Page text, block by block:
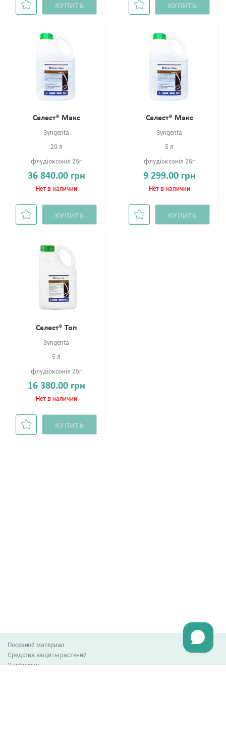
КУПИТЬ КУПИТЬ
Селест® Макс
Syngenta
20 л
флудіоксоніл 25г
36 840.00 грн
Нет в наличии
КУПИТЬ
Селест® Макс
Syngenta
5 л
флудіоксоніл 25г
9 299.00 грн
Нет в наличии
КУПИТЬ
Селест® Топ
Syngenta
5 л
флудіоксоніл 25г
16 380.00 грн
Нет в наличии
КУПИТЬ
Посевной материал
Средства защиты растений
Удобрения